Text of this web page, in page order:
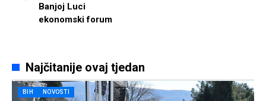
Banjoj Luci
ekonomski forum
Najčitanije ovaj tjedan
BIH NOVOSTI